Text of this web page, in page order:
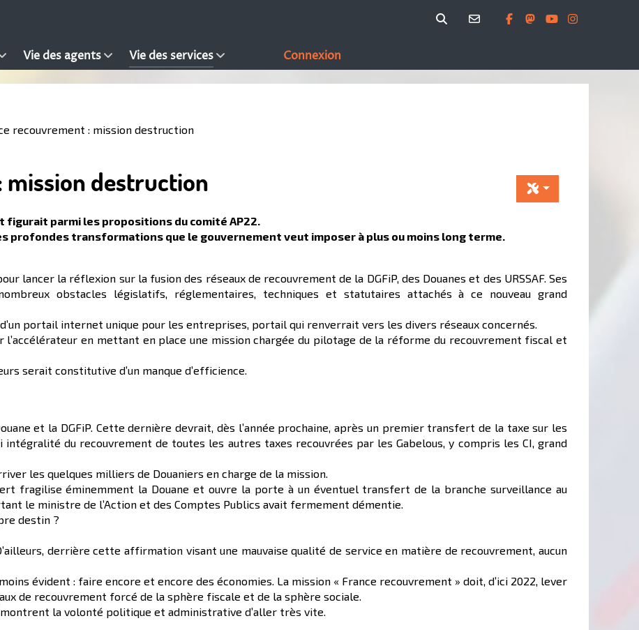
Vie des agents Vie des services Connexion
recouvrement : mission destruction
mission destruction
figurait parmi les propositions du comité AP22.
profondes transformations que le gouvernement veut imposer à plus ou moins long terme.
lancer la réflexion sur la fusion des réseaux de recouvrement de la DGFiP, des Douanes et des URSSAF. Ses
obstacles législatifs, réglementaires, techniques et statutaires attachés à ce nouveau grand
portail internet unique pour les entreprises, portail qui renverrait vers les divers réseaux concernés.
l’accélérateur en mettant en place une mission chargée du pilotage de la réforme du recouvrement fiscal et
serait constitutive d’un manque d’efficience.
et la DGFiP. Cette dernière devrait, dès l’année prochaine, après un premier transfert de la taxe sur les
intégralité du recouvrement de toutes les autres taxes recouvrées par les Gabelous, y compris les CI, grand
les quelques milliers de Douaniers en charge de la mission.
fragilise éminemment la Douane et ouvre la porte à un éventuel transfert de la branche surveillance au
le ministre de l’Action et des Comptes Publics avait fermement démentie.
destin ?
derrière cette affirmation visant une mauvaise qualité de service en matière de recouvrement, aucun
évident : faire encore et encore des économies. La mission « France recouvrement » doit, d’ici 2022, lever
de recouvrement forcé de la sphère fiscale et de la sphère sociale.
la volonté politique et administrative d’aller très vite.